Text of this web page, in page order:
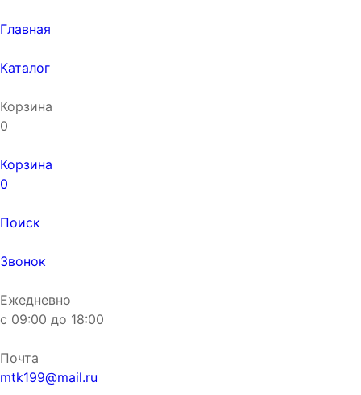
Главная
Каталог
Корзина
0
Корзина
0
Поиск
Звонок
Ежедневно
с 09:00 до 18:00
Почта
mtk199@mail.ru